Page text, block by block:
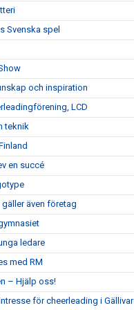
Svenska spel
och inspiration
LCD
teknik
en succé
även företag
ledare
med RM
– Hjälp oss!
för cheerleading i